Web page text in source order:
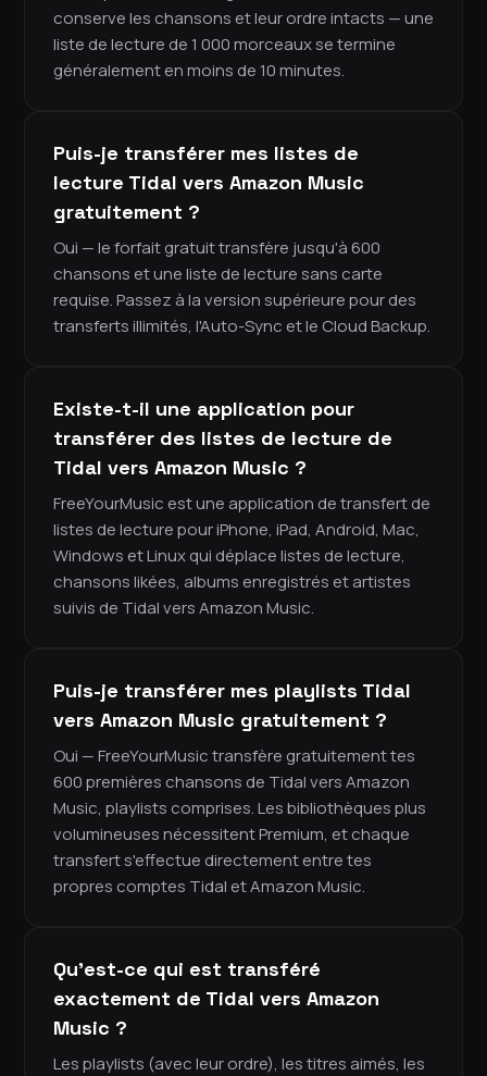
conserve les chansons et leur ordre intacts — une
liste de lecture de 1 000 morceaux se termine
généralement en moins de 10 minutes.
Puis-je transférer mes listes de
lecture Tidal vers Amazon Music
gratuitement ?
Oui — le forfait gratuit transfère jusqu'à 600
chansons et une liste de lecture sans carte
requise. Passez à la version supérieure pour des
transferts illimités, l'Auto-Sync et le Cloud Backup.
Existe-t-il une application pour
transférer des listes de lecture de
Tidal vers Amazon Music ?
FreeYourMusic est une application de transfert de
listes de lecture pour iPhone, iPad, Android, Mac,
Windows et Linux qui déplace listes de lecture,
chansons likées, albums enregistrés et artistes
suivis de Tidal vers Amazon Music.
Puis-je transférer mes playlists Tidal
vers Amazon Music gratuitement ?
Oui — FreeYourMusic transfère gratuitement tes
600 premières chansons de Tidal vers Amazon
Music, playlists comprises. Les bibliothèques plus
volumineuses nécessitent Premium, et chaque
transfert s'effectue directement entre tes
propres comptes Tidal et Amazon Music.
Qu'est-ce qui est transféré
exactement de Tidal vers Amazon
Music ?
Les playlists (avec leur ordre), les titres aimés, les